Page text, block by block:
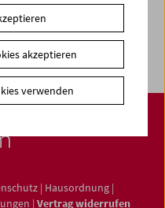
| Hausordnung |
| Vertrag widerrufen
akzeptieren
verwenden